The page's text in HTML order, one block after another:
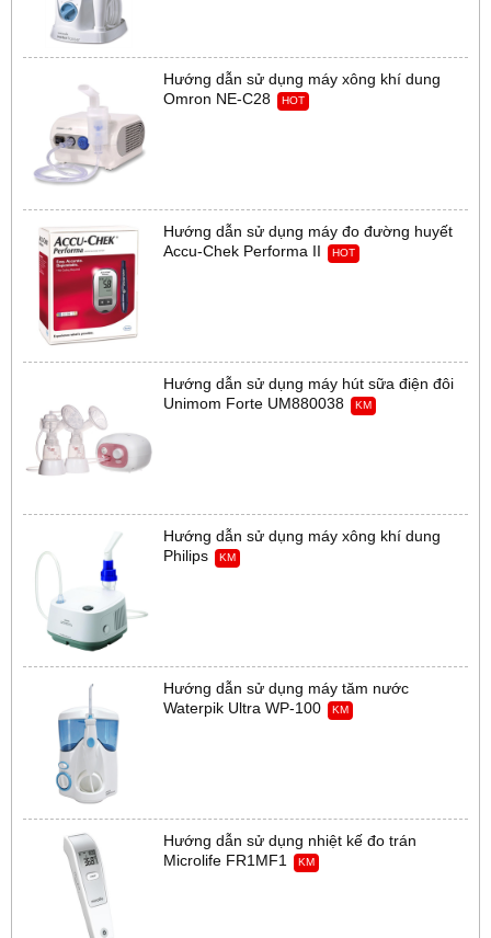
Hướng dẫn sử dụng máy xông khí dung
Omron NE-C28
HOT
Hướng dẫn sử dụng máy đo đường huyết
Accu-Chek Performa II
HOT
Hướng dẫn sử dụng máy hút sữa điện đôi
Unimom Forte UM880038
KM
Hướng dẫn sử dụng máy xông khí dung
Philips
KM
Hướng dẫn sử dụng máy tăm nước
Waterpik Ultra WP-100
KM
Hướng dẫn sử dụng nhiệt kế đo trán
Microlife FR1MF1
KM